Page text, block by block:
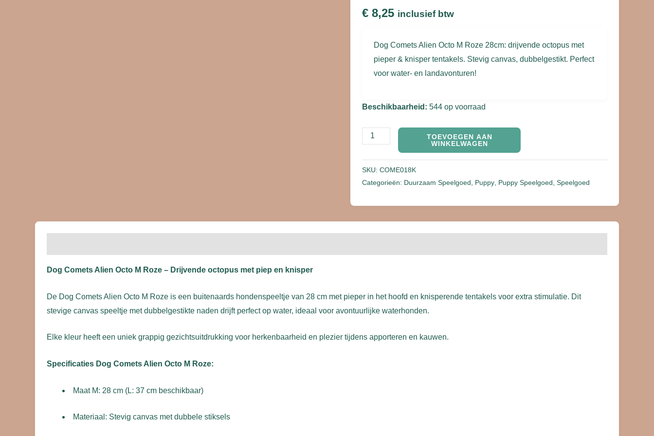
€ 8,25 inclusief btw
Dog Comets Alien Octo M Roze 28cm: drijvende octopus met
pieper & knisper tentakels. Stevig canvas, dubbelgestikt. Perfect
voor water- en landavonturen!
Beschikbaarheid: 544 op voorraad
TOEVOEGEN AAN
WINKELWAGEN
SKU: COME018K
Categorieën: Duurzaam Speelgoed Puppy Puppy Speelgoed Speelgoed
Dog Comets Alien Octo M Roze – Drijvende octopus met piep en knisper
De Dog Comets Alien Octo M Roze is een buitenaards hondenspeeltje van 28 cm met pieper in het hoofd en knisperende tentakels voor extra stimulatie. Dit
stevige canvas speeltje met dubbelgestikte naden drijft perfect op water, ideaal voor avontuurlijke waterhonden.
Elke kleur heeft een uniek grappig gezichtsuitdrukking voor herkenbaarheid en plezier tijdens apporteren en kauwen.
Specificaties Dog Comets Alien Octo M Roze:
Maat M: 28 cm (L: 37 cm beschikbaar)
Materiaal: Stevig canvas met dubbele stiksels